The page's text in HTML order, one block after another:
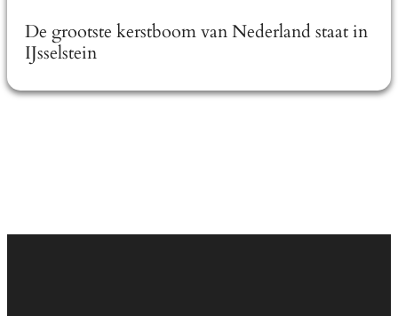
De grootste kerstboom van Nederland staat in
IJsselstein